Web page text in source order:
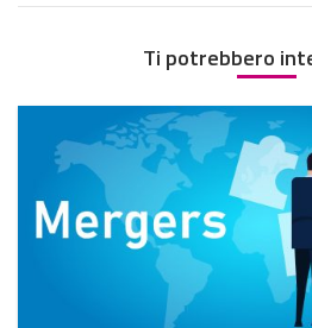
Ti potrebbero